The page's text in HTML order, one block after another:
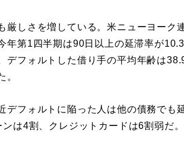
しさを増している。米ニューヨーク
年第1四半期は90日以上の延滞率が
デフォルトした借り手の平均年齢は
。
フォルトに陥った人は他の債務でも
は4割、クレジットカードは6割弱だ。